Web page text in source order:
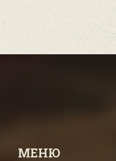
МЕНЮ